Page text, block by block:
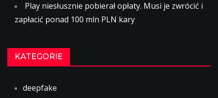
Play niesłusznie pobierał opłaty. Musi je zwrócić i
zapłacić ponad 100 mln PLN kary
KATEGORIE
deepfake